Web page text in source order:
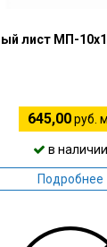
лист МП-
645,00руб. м
в наличии
Подробнее